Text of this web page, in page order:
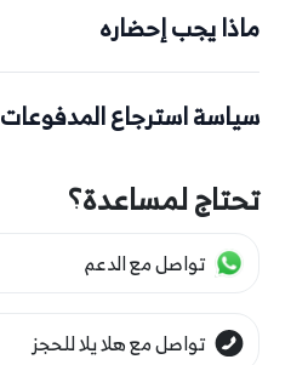
ماذا يجب إحضاره
سياسة استرجاع المدفوعات
تحتاج لمساعدة؟
تواصل مع الدعم
تواصل مع هلا يلا للحجز